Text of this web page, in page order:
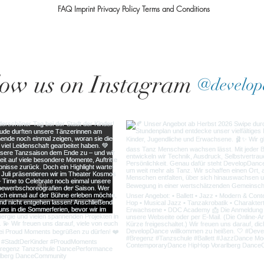
FAQ Imprint Privacy Policy Terms and Conditions
us on Instagram